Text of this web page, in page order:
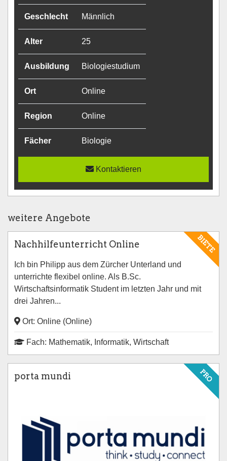
Geschlecht Männlich
Alter 25
Ausbildung Biologiestudium
Ort Online
Region Online
Fächer Biologie
Kontaktieren
weitere Angebote
BIETE
Nachhilfeunterricht Online
Ich bin Philipp aus dem Zürcher Unterland und
unterrichte flexibel online. Als B.Sc.
Wirtschaftsinformatik Student im letzten Jahr und mit
drei Jahren...
Ort: Online (Online)
Fach: Mathematik, Informatik, Wirtschaft
PRO
porta mundi